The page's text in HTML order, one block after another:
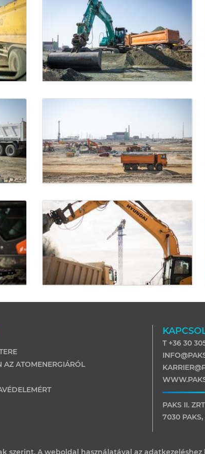
szerint. A weboldal használatával az adatkezeléshez
AZ ATOMENERGIÁRÓL
T +36 30
PAKS II.
7030 PAKS,